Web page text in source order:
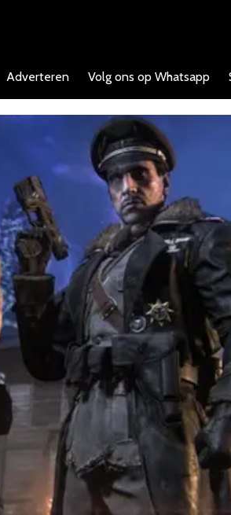
Adverteren Volg ons op Whatsapp